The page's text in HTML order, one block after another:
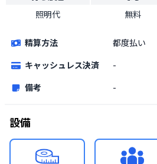
照明代
無料
精算方法
都度払い
キャッシュレス決済
-
備考
-
設備